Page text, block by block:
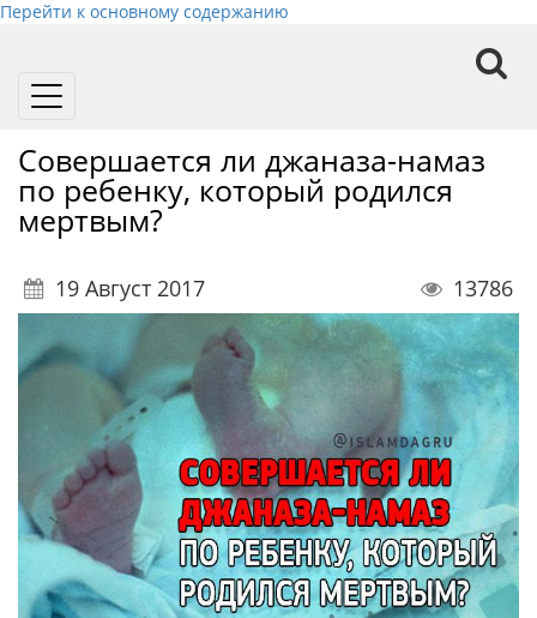
Перейти к основному содержанию
Toggle
Совершается ли джаназа-намаз
по ребенку, который родился
мертвым?
19 Август 2017 13786